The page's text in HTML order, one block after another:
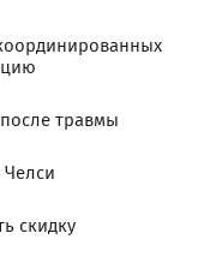
травмы
скидку